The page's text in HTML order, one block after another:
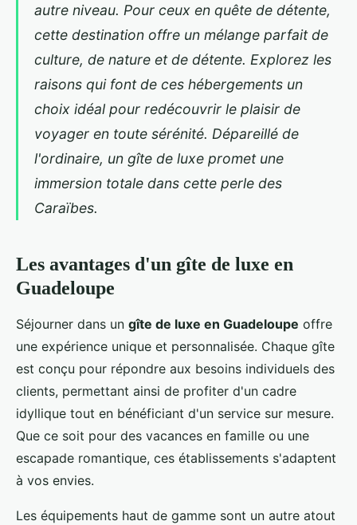
autre niveau. Pour ceux en quête de détente,
cette destination offre un mélange parfait de
culture, de nature et de détente. Explorez les
raisons qui font de ces hébergements un
choix idéal pour redécouvrir le plaisir de
voyager en toute sérénité. Dépareillé de
l'ordinaire, un gîte de luxe promet une
immersion totale dans cette perle des
Caraïbes.
Les avantages d'un gîte de luxe en
Guadeloupe
Séjourner dans un gîte de luxe en Guadeloupe offre
une expérience unique et personnalisée. Chaque gîte
est conçu pour répondre aux besoins individuels des
clients, permettant ainsi de profiter d'un cadre
idyllique tout en bénéficiant d'un service sur mesure.
Que ce soit pour des vacances en famille ou une
escapade romantique, ces établissements s'adaptent
à vos envies.
Les équipements haut de gamme sont un autre atout